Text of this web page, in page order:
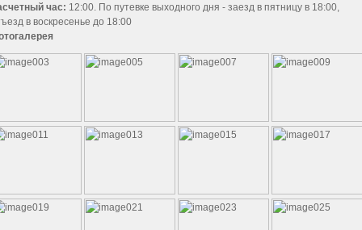
час: 12:00. По путевке выходного дня - заезд в пятницу в 18:00,
в воскресенье до 18:00